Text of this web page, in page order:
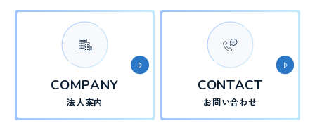
COMPANY
法人案内
CONTACT
お問い合わせ